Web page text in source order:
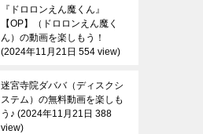
『ドロロンえん魔くん』
【OP】（ドロロンえん魔く
ん）の動画を楽しもう！
2024年11月21日 554 view
迷宮寺院ダババ（ディスクシ
ステム）の無料動画を楽しも
う♪ 2024年11月21日 388
view